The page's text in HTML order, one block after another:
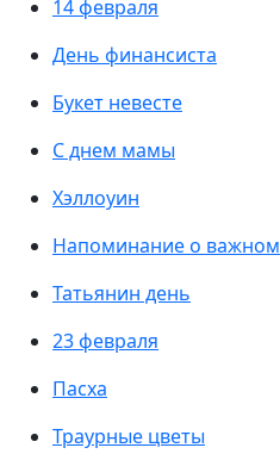
14 февраля
День финансиста
Букет невесте
С днем мамы
Хэллоуин
Напоминание о важном
Татьянин день
23 февраля
Пасха
Траурные цветы